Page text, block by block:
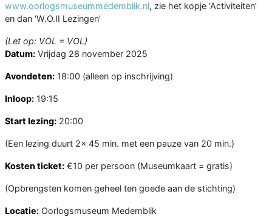
www.oorlogsmuseummedemblik.nl, zie het kopje ‘Activiteiten’
en dan ‘W.O.II Lezingen’
(Let op: VOL = VOL)
Datum: Vrijdag 28 november 2025
Avondeten: 18:00 (alleen op inschrijving)
Inloop: 19:15
Start lezing: 20:00
(Een lezing duurt 2x 45 min. met een pauze van 20 min.)
Kosten ticket: €10 per persoon (Museumkaart = gratis)
(Opbrengsten komen geheel ten goede aan de stichting)
Locatie: Oorlogsmuseum Medemblik